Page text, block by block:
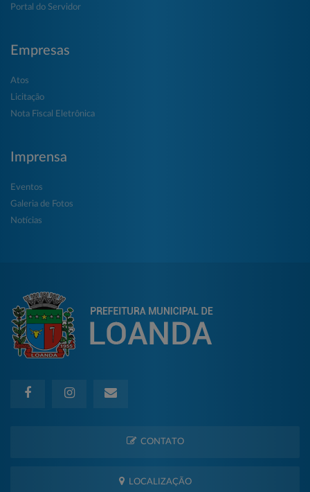
Portal do Servidor
Empresas
Atos
Licitação
Nota Fiscal Eletrônica
Imprensa
Eventos
Galeria de Fotos
Notícias
CONTATO
LOCALIZAÇÃO